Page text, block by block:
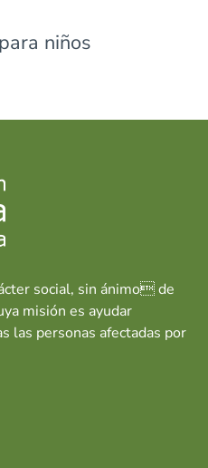
niños
social, sin ánimo de
misión es ayudar
las personas afectadas por